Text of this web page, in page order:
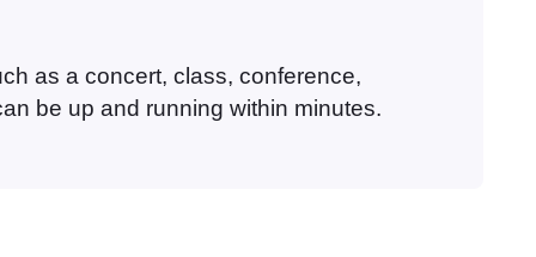
as a concert, class, conference,
be up and running within minutes.